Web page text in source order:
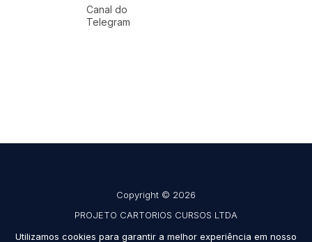
Canal do
Telegram
Copyright © 2026
PROJETO CARTORIOS CURSOS LTDA
CNPJ 42.691.908/0001-39
Utilizamos cookies para garantir a melhor experiência em nosso